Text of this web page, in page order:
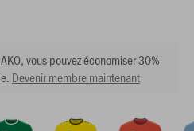
vous pouvez économiser 30%
Devenir membre maintenant